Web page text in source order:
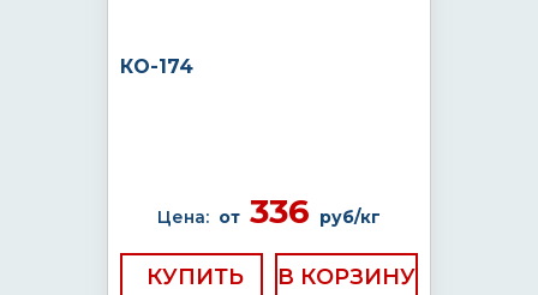
КО-174
Цена: от 336 руб/кг
КУПИТЬ